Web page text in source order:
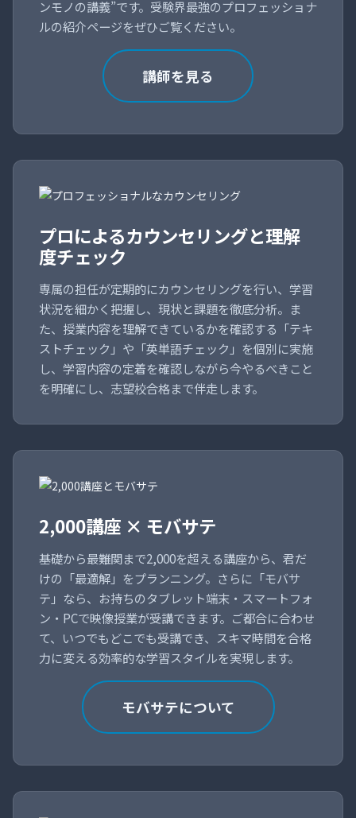
ンモノの講義”です。受験界最強のプロフェッショナ
ルの紹介ページをぜひご覧ください。
講師を見る
プロによるカウンセリングと理解
度チェック
専属の担任が定期的にカウンセリングを行い、学習
状況を細かく把握し、現状と課題を徹底分析。ま
た、授業内容を理解できているかを確認する「テキ
ストチェック」や「英単語チェック」を個別に実施
し、学習内容の定着を確認しながら今やるべきこと
を明確にし、志望校合格まで伴走します。
2,000講座 × モバサテ
基礎から最難関まで2,000を超える講座から、君だ
けの「最適解」をプランニング。さらに「モバサ
テ」なら、お持ちのタブレット端末・スマートフォ
ン・PCで映像授業が受講できます。ご都合に合わせ
て、いつでもどこでも受講でき、スキマ時間を合格
力に変える効率的な学習スタイルを実現します。
モバサテについて